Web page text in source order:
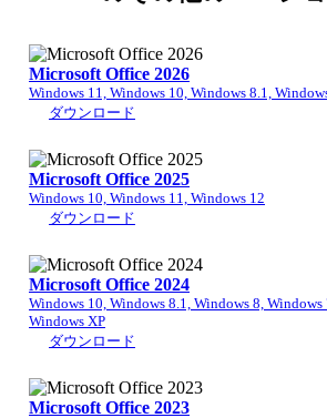
Microsoft Office 2026
Windows 11, Windows 10, Windows 8.1,
ダウンロード
Microsoft Office 2025
Windows 10, Windows 11, Windows 12
ダウンロード
Microsoft Office 2024
Windows 10, Windows 8.1, Windows 8, Windows
Windows XP
ダウンロード
Microsoft Office 2023